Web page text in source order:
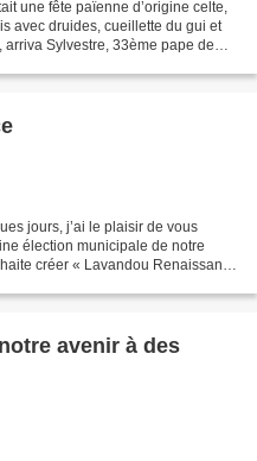
une fête païenne d’origine celte,
avec druides, cueillette du gui et
Sylvestre, 33ème pape de
jours, j’ai le plaisir de vous
élection municipale de notre
créer « Lavandou Renaissance
avenir à des